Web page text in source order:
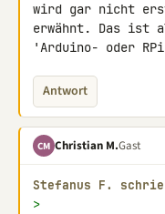
wird gar nicht
erwähnt. Das ist
'Arduino- oder
Antwort
CM Christian M.Gast
Stefanus F.
>